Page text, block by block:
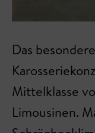
Das
Mittelklasse
Limousinen.